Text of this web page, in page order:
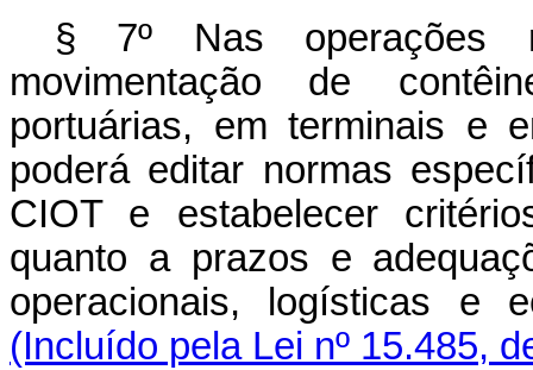
§ 7º Nas operações
movimentação de
portuárias, em terminais e
poderá editar normas
CIOT e estabelecer
quanto a prazos e
operacionais, logísticas
(Incluído pela Lei nº 15.485,